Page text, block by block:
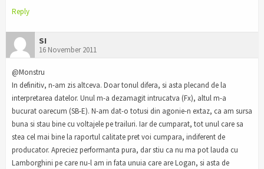
Reply
SI
16 November 2011
@Monstru
In definitiv, n-am zis altceva. Doar tonul difera, si asta plecand de la
interpretarea datelor. Unul m-a dezamagit intrucatva (Fx), altul m-a
bucurat oarecum (SB-E). N-am dat-o totusi din agonie-n extaz, ca am sursa
buna si stau bine cu voltajele pe trailuri. Iar de cumparat, tot unul care sa
stea cel mai bine la raportul calitate pret voi cumpara, indiferent de
producator. Apreciez performanta pura, dar stiu ca nu ma pot lauda cu
Lamborghini pe care nu-l am in fata unuia care are Logan, si asta de